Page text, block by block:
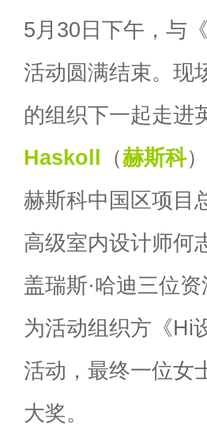
5月30日下午，与
活动圆满结束。现
的组织下一起走进
Haskoll （赫斯科
赫斯科中国区项目
高级室内设计师何
盖瑞斯·哈迪三位
为活动组织方《Hi
活动，最终一位女
大奖。